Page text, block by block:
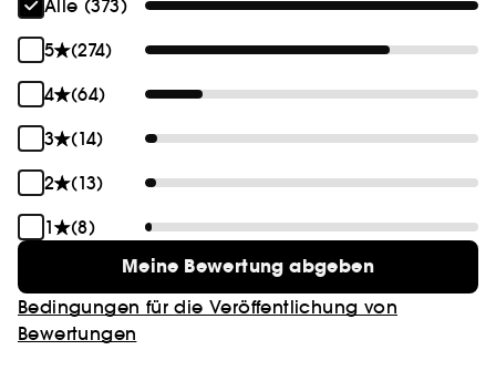
Alle (373)
5
(274)
4
(64)
3
(14)
2
(13)
1
(8)
Meine Bewertung abgeben
Bedingungen für die Veröffentlichung von
Bewertungen